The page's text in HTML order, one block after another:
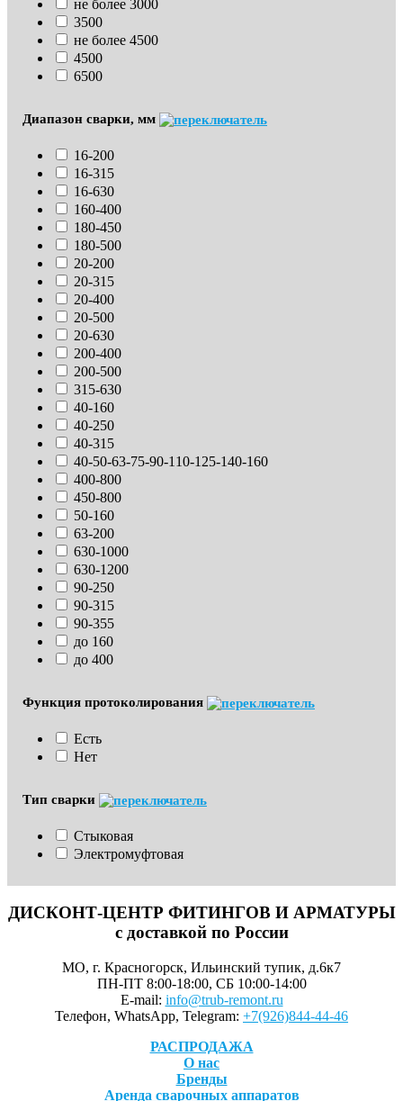
не более 3000
3500
не более 4500
4500
6500
Диапазон сварки, мм
16-200
16-315
16-630
160-400
180-450
180-500
20-200
20-315
20-400
20-500
20-630
200-400
200-500
315-630
40-160
40-250
40-315
40-50-63-75-90-110-125-140-160
400-800
450-800
50-160
63-200
630-1000
630-1200
90-250
90-315
90-355
до 160
до 400
Функция протоколирования
Есть
Нет
Тип сварки
Стыковая
Электромуфтовая
ДИСКОНТ-ЦЕНТР ФИТИНГОВ И АРМАТУРЫ
с доставкой по России
МО, г. Красногорск, Ильинский тупик, д.6к7
ПН-ПТ 8:00-18:00, СБ 10:00-14:00
E-mail: info@trub-remont.ru
Телефон, WhatsApp, Telegram: +7(926)844-44-46
РАСПРОДАЖА
О нас
Бренды
Аренда сварочных аппаратов